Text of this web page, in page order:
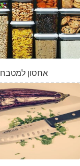
אחסון למטבח